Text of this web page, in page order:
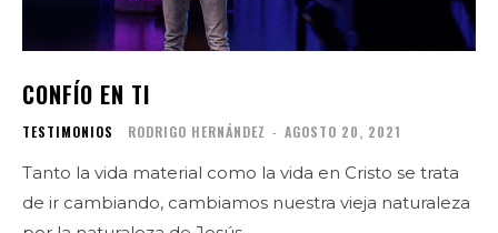
CONFÍO EN TI
TESTIMONIOS RODRIGO HERNÁNDEZ - AGOSTO 20, 2021
Tanto la vida material como la vida en Cristo se trata
de ir cambiando, cambiamos nuestra vieja naturaleza